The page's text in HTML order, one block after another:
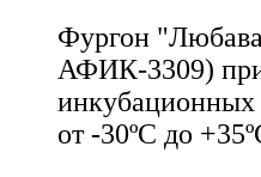
Фургон
АФИК-3309)
инкубационных
от -30ºС до